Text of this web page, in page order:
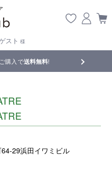
スト 様
購入で送料無料! 【重要】熊
29浜田イワミビル